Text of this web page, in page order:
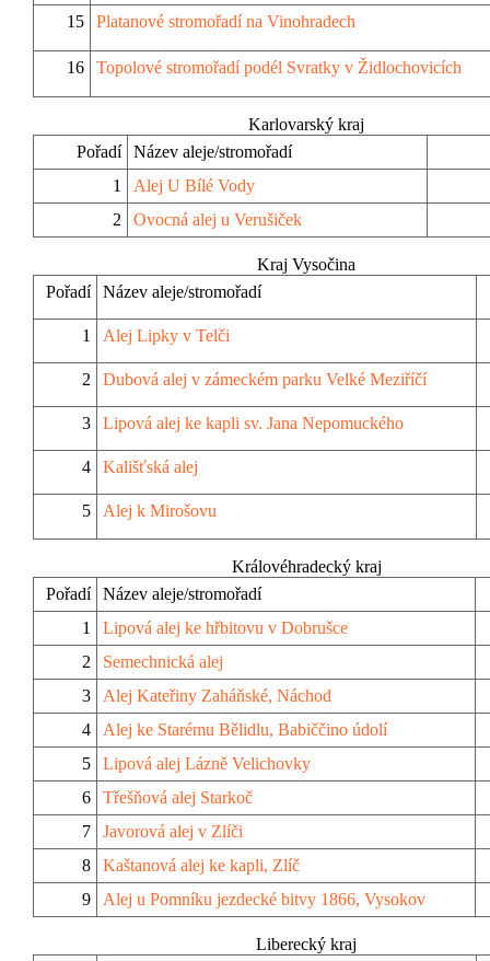
15 Platanové stromořadí na Vinohradech
16 Topolové stromořadí podél Svratky v Židlochovicích
Karlovarský kraj
Pořadí
Název aleje/stromořadí
1
Alej U Bílé Vody
2
Ovocná alej u Verušiček
Kraj Vysočina
Pořadí
Název aleje/stromořadí
1 Alej Lipky v Telči
2 Dubová alej v zámeckém parku Velké Meziříčí
3 Lipová alej ke kapli sv. Jana Nepomuckého
4 Kališťská alej
5 Alej k Mirošovu
Královéhradecký kraj
Pořadí
Název aleje/stromořadí
1
Lipová alej ke hřbitovu v Dobrušce
2
Semechnická alej
3
Alej Kateřiny Zaháňské, Náchod
4
Alej ke Starému Bělidlu, Babiččino údolí
5
Lipová alej Lázně Velichovky
6
Třešňová alej Starkoč
7
Javorová alej v Zlíči
8
Kaštanová alej ke kapli, Zlíč
9
Alej u Pomníku jezdecké bitvy 1866, Vysokov
Liberecký kraj